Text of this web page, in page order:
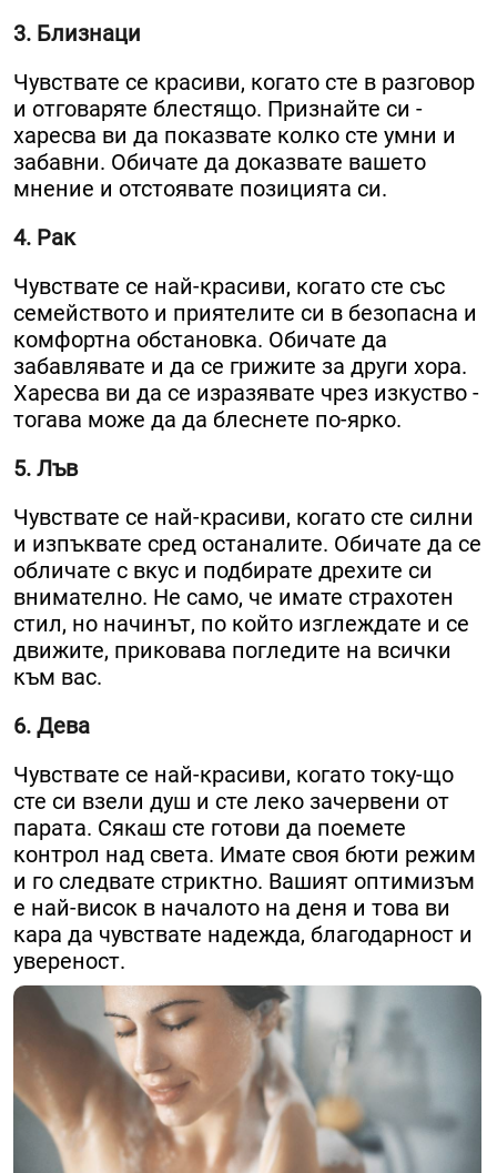
3. Близнаци
Чувствате се красиви, когато сте в разговор
и отговаряте блестящо. Признайте си -
харесва ви да показвате колко сте умни и
забавни. Обичате да доказвате вашето
мнение и отстоявате позицията си.
4. Рак
Чувствате се най-красиви, когато сте със
семейството и приятелите си в безопасна и
комфортна обстановка. Обичате да
забавлявате и да се грижите за други хора.
Харесва ви да се изразявате чрез изкуство -
тогава може да да блеснете по-ярко.
5. Лъв
Чувствате се най-красиви, когато сте силни
и изпъквате сред останалите. Обичате да се
обличате с вкус и подбирате дрехите си
внимателно. Не само, че имате страхотен
стил, но начинът, по който изглеждате и се
движите, приковава погледите на всички
към вас.
6. Дева
Чувствате се най-красиви, когато току-що
сте си взели душ и сте леко зачервени от
парата. Сякаш сте готови да поемете
контрол над света. Имате своя бюти режим
и го следвате стриктно. Вашият оптимизъм
е най-висок в началото на деня и това ви
кара да чувствате надежда, благодарност и
увереност.